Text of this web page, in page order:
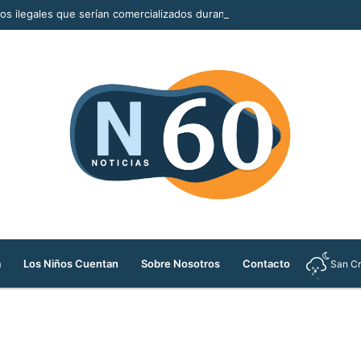
ilegales que serían comercializados durante la Feria de las Flores
Los Niños Cuentan Sobre Nosotros Contacto San